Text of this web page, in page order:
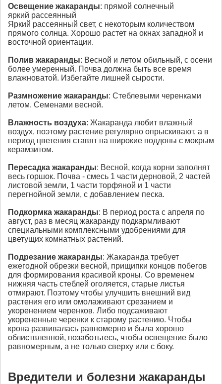
Освещение жакаранды: прямой солнечный
яркий рассеянный
Яркий рассеянный свет, с некоторым количеством
прямого солнца. Хорошо растет на окнах западной и
восточной ориентации.
Полив жакаранды: Весной и летом обильный, с осени
более умеренный. Почва должна быть все время
влажноватой. Избегайте лишней сырости.
Размножение жакаранды: Стеблевыми черенками
летом. Семенами весной.
Влажность воздуха: Жакаранда любит влажный
воздух, поэтому растение регулярно опрыскивают, а в
период цветения ставят на широкие поддоны с мокрым
керамзитом.
Пересадка жакаранды: Весной, когда корни заполнят
весь горшок. Почва - смесь 1 части дерновой, 2 частей
листовой земли, 1 части торфяной и 1 части
перегнойной земли, с добавлением песка.
Подкормка жакаранды: В период роста с апреля по
август, раз в месяц жакаранду подкармливают
специальными комплексными удобрениями для
цветущих комнатных растений.
Подрезание жакаранды: Жакаранда требует
ежегодной обрезки весной, прищипки концов побегов
для формирования красивой кроны. Со временем
нижняя часть стеблей оголяется, старые листья
отмирают. Поэтому чтобы улучшить внешний вид
растения его или омолаживают срезанием и
укоренением черенков. Либо подсаживают
укорененные черенки к старому растению. Чтобы
крона развивалась равномерно и была хорошо
облиствленной, позаботьтесь, чтобы освещение было
равномерным, а не только сверху или с боку.
Вредители и болезни жакаранды